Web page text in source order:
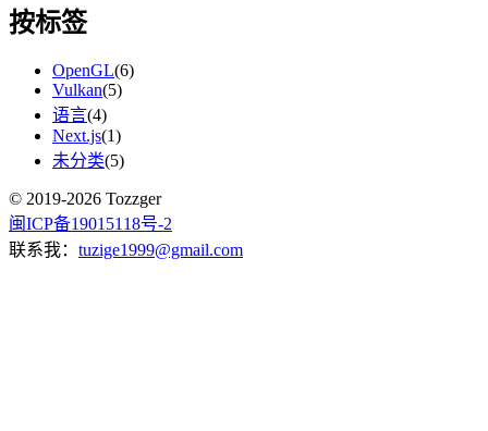
按标签
OpenGL(6)
Vulkan(5)
语言(4)
Next.js(1)
未分类(5)
© 2019-2026 Tozzger
闽ICP备19015118号-2
联系我： tuzige1999@gmail.com